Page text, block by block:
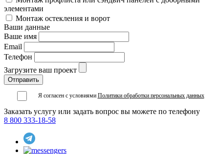
элементами
Монтаж остекления и ворот
Ваши данные
Ваше имя
Email
Телефон
Загрузите ваш проект
Я согласен с условиями Политики обработки персональных данных
Заказать услугу или задать вопрос вы можете по телефону
8 800 333-18-58